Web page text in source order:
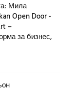
Мила
Open Door -
–
за бизнес,